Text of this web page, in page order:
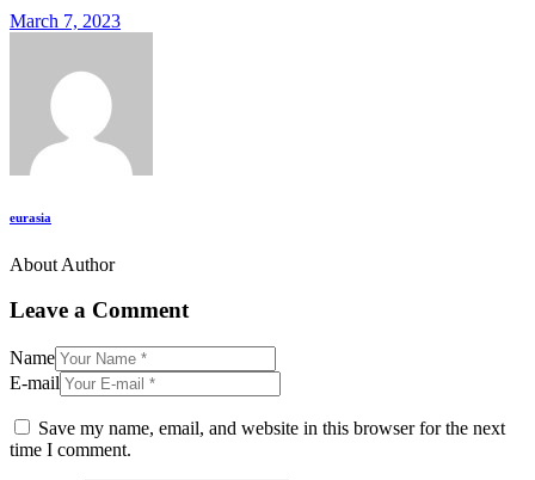
March 7, 2023
eurasia
About Author
Leave a Comment
Name
E-mail
Save my name, email, and website in this browser for the next
time I comment.